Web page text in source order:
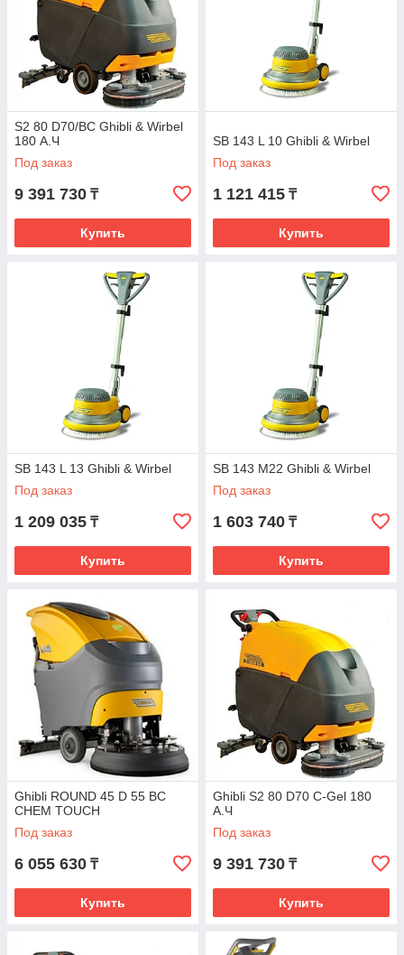
S2 80 D70/BC Ghibli & Wirbel
180 А.Ч
Под заказ
9 391 730 ₸
Купить
SB 143 L 10 Ghibli & Wirbel
Под заказ
1 121 415 ₸
Купить
SB 143 L 13 Ghibli & Wirbel
Под заказ
1 209 035 ₸
Купить
SB 143 М22 Ghibli & Wirbel
Под заказ
1 603 740 ₸
Купить
Ghibli ROUND 45 D 55 BC
CHEM TOUCH
Под заказ
6 055 630 ₸
Купить
Ghibli S2 80 D70 C-Gel 180
А.Ч
Под заказ
9 391 730 ₸
Купить